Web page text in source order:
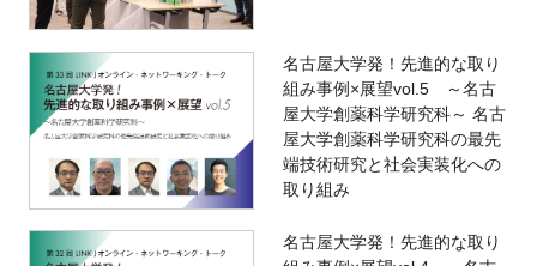
名古屋大学発！先進的な取り
組み事例×展望vol.5 ～名古
屋大学創薬科学研究科～ 名古
屋大学創薬科学研究科の最先
端技術研究と社会実装化への
取り組み
名古屋大学発！先進的な取り